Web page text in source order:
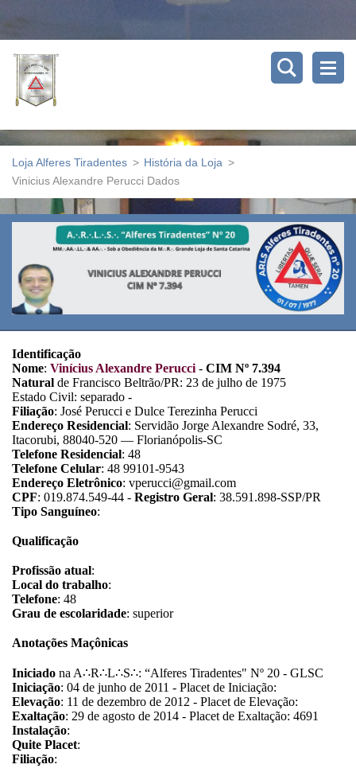
Loja Alferes Tiradentes > História da Loja >
Vinicius Alexandre Perucci Dados
Identificação
Nome: Vinícius Alexandre Perucci - CIM Nº 7.394
Natural de Francisco Beltrão/PR: 23 de julho de 1975
Estado Civil: separado -
Filiação: José Perucci e Dulce Terezinha Perucci
Endereço Residencial: Servidão Jorge Alexandre Sodré, 33,
Itacorubi, 88040-520 — Florianópolis-SC
Telefone Residencial: 48
Telefone Celular: 48 99101-9543
Endereço Eletrônico: vperucci@gmail.com
CPF: 019.874.549-44 - Registro Geral: 38.591.898-SSP/PR
Tipo Sanguíneo:
Qualificação
Profissão atual:
Local do trabalho:
Telefone: 48
Grau de escolaridade: superior
Anotações Maçônicas
Iniciado na A∴R∴L∴S∴: “Alferes Tiradentes" Nº 20 - GLSC
Iniciação: 04 de junho de 2011 - Placet de Iniciação:
Elevação: 11 de dezembro de 2012 - Placet de Elevação:
Exaltação: 29 de agosto de 2014 - Placet de Exaltação: 4691
Instalação:
Quite Placet:
Filiação: